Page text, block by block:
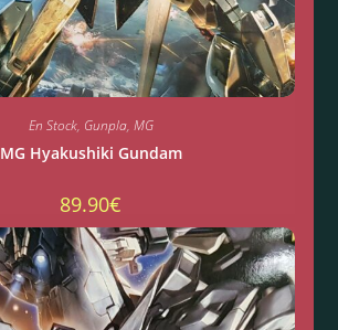
En Stock, Gunpla, MG
MG Hyakushiki Gundam
89.90€